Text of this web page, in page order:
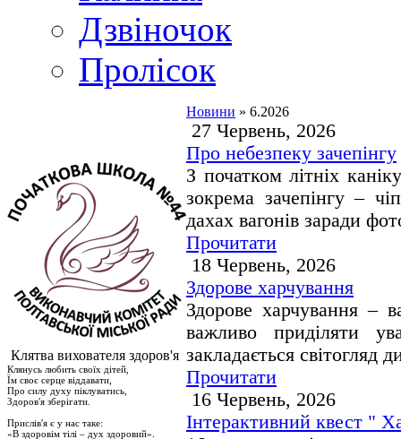
Дзвіночок
Пролісок
Клятва вихователя здоров'я
Клянусь любить своїх дітей,
Їм своє серце віддавати,
Про силу духу піклуватись,
Здоров′я зберігати.
Прислів′я є у нас таке:
«В здоровім тілі – дух здоровий».
Новини » 6.2026
27 Червень, 2026
Про небезпеку зачепінгу
З початком літніх
зокрема зачепінгу –
дахах вагонів заради
Прочитати
18 Червень, 2026
Здорове харчування
Здорове харчування –
важливо приділяти
закладається світогляд
Прочитати
16 Червень, 2026
Інтерактивний квест "